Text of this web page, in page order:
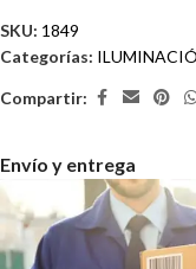
SKU: 1849
Categorías:
Compartir:
Envío y entrega